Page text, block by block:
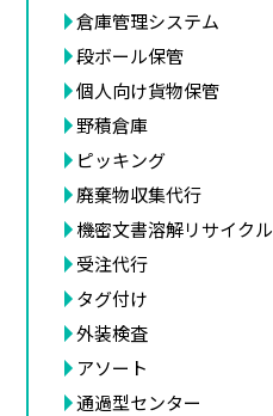
倉庫管理システム
段ボール保管
個人向け貨物保管
野積倉庫
ピッキング
廃棄物収集代行
機密文書溶解リサイクル
受注代行
タグ付け
外装検査
アソート
通過型センター